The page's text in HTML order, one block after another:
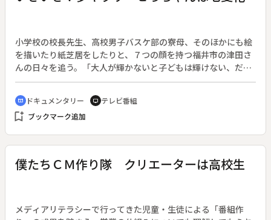
小学校の校長先生、高校男子バスケ部の寮母、そのほかにも絵
を描いたり紙芝居をしたりと、７つの顔を持つ福井市の津田さ
んの日々を追う。「大人が輝かないと子どもは輝けない、だか
ら私はいつも輝いていたい」と語る津田さんの姿を通して、大
人は子どもに対してどんなまなざしで接していけばよいのかを
考える。
cinematic_blur ドキュメンタリー tv テレビ番組
bookmark_add ブックマーク追加
僕たちＣＭ作り隊 クリエーターは高校生
メディアリテラシーで行ってきた児童・生徒による「番組作